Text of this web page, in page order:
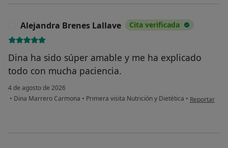
Alejandra Brenes Lallave Cita verificada
Dina ha sido súper amable y me ha explicado
todo con mucha paciencia.
4 de agosto de 2026
• Dina Marrero Carmona • Primera visita Nutrición y Dietética • en opinión
Reportar